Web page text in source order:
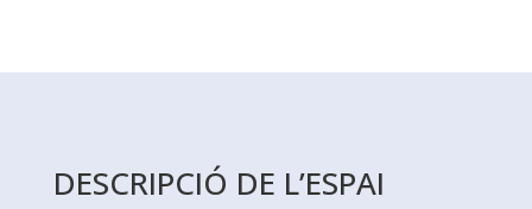
DESCRIPCIÓ DE L’ESPAI